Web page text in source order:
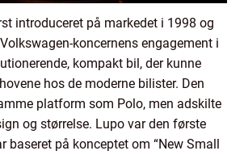
introduceret på markedet i 1998 og
koncernens engagement i
kompakt bil, der kunne
hos de moderne bilister. Den
platform som Polo, men adskilte
og størrelse. Lupo var den første
baseret på konceptet om “New Small